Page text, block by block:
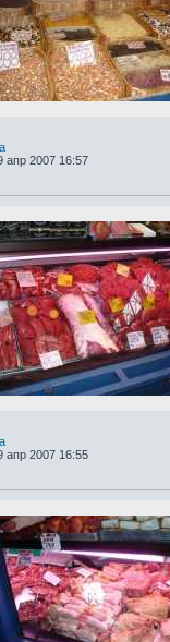
апр 2007 16:57
апр 2007 16:55